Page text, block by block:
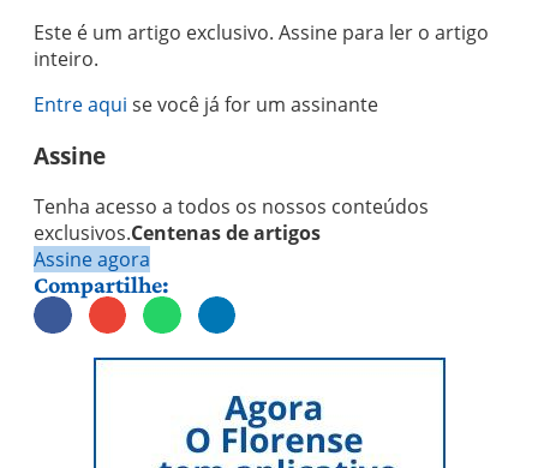
Este é um artigo exclusivo. Assine para ler o artigo
inteiro.
Entre aqui se você já for um assinante
Assine
Tenha acesso a todos os nossos conteúdos
exclusivos.Centenas de artigos
Assine agora
Compartilhe: